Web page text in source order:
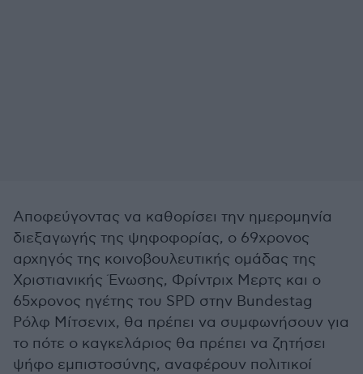
Αποφεύγοντας να καθορίσει την ημερομηνία
διεξαγωγής της ψηφοφορίας, ο 69χρονος
αρχηγός της κοινοβουλευτικής ομάδας της
Χριστιανικής Ένωσης, Φρίντριχ Μερτς και ο
65χρονος ηγέτης του SPD στην Bundestag
Ρόλφ Μίτσενιχ, θα πρέπει να συμφωνήσουν για
το πότε ο καγκελάριος θα πρέπει να ζητήσει
ψήφο εμπιστοσύνης, αναφέρουν πολιτικοί